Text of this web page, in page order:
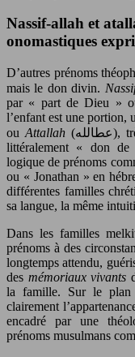
Nassif-allah et
onomastiques
D’autres prénoms
mais le don divin.
par « part de Dieu »
l’enfant est une portion,
ouAttallah (عطالله), très répandu au Liban et en Syrie, signifie
littéralement « don
logique de prénoms
ou « Jonathan » en
différentes familles
sa langue, la même
Dans les familles
prénoms à des
longtemps attendu,
des mémoriaux vivants
la famille. Sur le plan
clairement
encadré par une
prénoms musulmans